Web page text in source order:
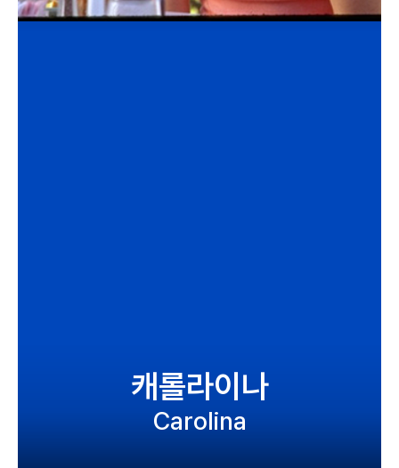
캐롤라이나
Carolina